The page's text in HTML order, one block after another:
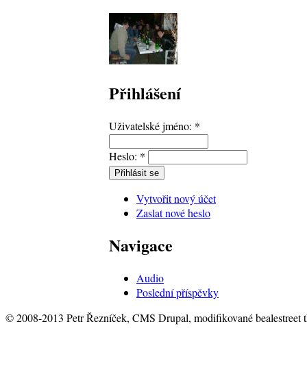
Přihlášení
Uživatelské jméno: *
Heslo: *
Vytvořit nový účet
Zaslat nové heslo
Navigace
Audio
Poslední příspěvky
© 2008-2013 Petr Řezníček, CMS Drupal, modifikované bealestreet